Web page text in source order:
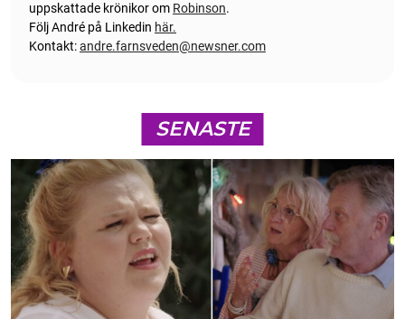
uppskattade krönikor om Robinson.
Följ André på Linkedin här.
Kontakt:andre.farnsveden@newsner.com
SENASTE